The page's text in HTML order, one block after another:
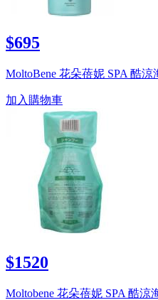
$695
MoltoBene 花朵蓓妮 SPA 酷
加入購物車
$1520
Moltobene 花朵蓓妮 SPA 酷涼